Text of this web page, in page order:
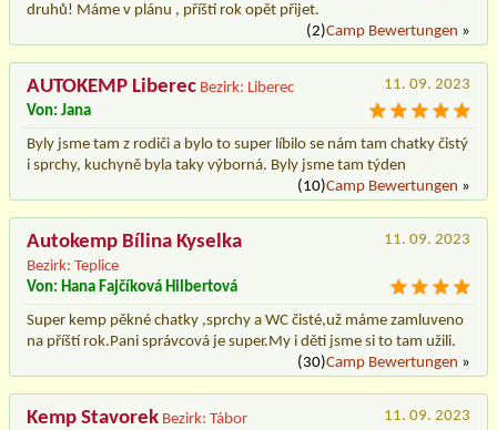
druhů! Máme v plánu , příští rok opět přijet.
(2)Camp Bewertungen »
AUTOKEMP Liberec Bezirk: Liberec
11. 09. 2023
Von: Jana
Byly jsme tam z rodiči a bylo to super líbilo se nám tam chatky čistý
i sprchy, kuchyně byla taky výborná. Byly jsme tam týden
(10)Camp Bewertungen »
Autokemp Bílina Kyselka
Bezirk: Teplice
11. 09. 2023
Von: Hana Fajčíková Hilbertová
Super kemp pěkné chatky ,sprchy a WC čisté,už máme zamluveno
na příští rok.Pani správcová je super.My i děti jsme si to tam užili.
(30)Camp Bewertungen »
Kemp Stavorek Bezirk: Tábor
11. 09. 2023